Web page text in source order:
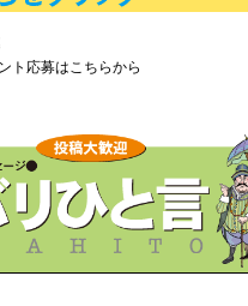
ト応募はこちらから